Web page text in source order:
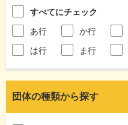
すべてにチェック
あ行
か行
は行
ま行
団体の種類から探す